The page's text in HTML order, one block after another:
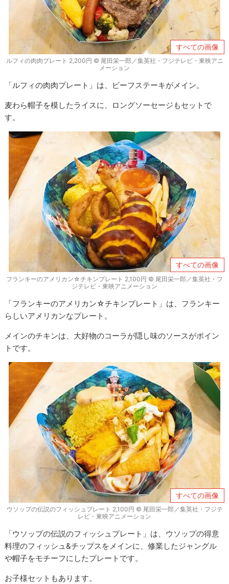
すべての画像
ルフィの肉肉プレート 2,200円 © 尾田栄一郎／集英社・フジテレビ・東映アニ
メーション
「ルフィの肉肉プレート」は、ビーフステーキがメイン。
麦わら帽子を模したライスに、ロングソーセージもセットで
す。
すべての画像
フランキーのアメリカン☆チキンプレート 2,100円 © 尾田栄一郎／集英社・フ
ジテレビ・東映アニメーション
「フランキーのアメリカン☆チキンプレート」は、フランキー
らしいアメリカンなプレート。
メインのチキンは、大好物のコーラが隠し味のソースがポイン
トです。
すべての画像
ウソップの伝説のフィッシュプレート 2,100円 © 尾田栄一郎／集英社・フジテ
レビ・東映アニメーション
「ウソップの伝説のフィッシュプレート」は、ウソップの得意
料理のフィッシュ&チップスをメインに、修業したジャングル
や帽子をモチーフにしたプレートです。
お子様セットもあります。